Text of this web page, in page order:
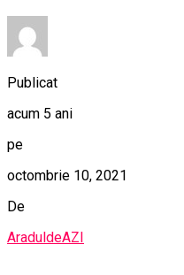
Publicat
acum 5 ani
pe
octombrie 10, 2021
De
AraduldeAZI